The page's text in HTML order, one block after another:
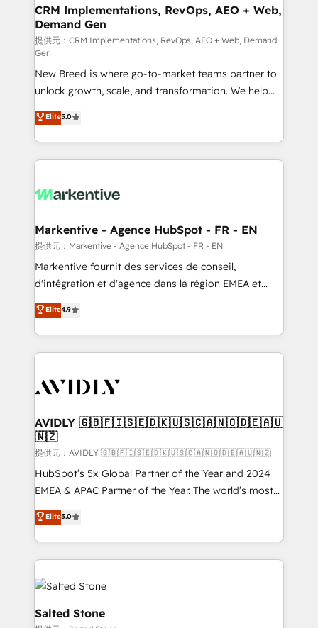
せください。
trainers to drive platform adoption. 📈 Revenue
Generation - Full-funnel marketing and high-
performance advertising via Point Success Media. -
Expert deployment of Breeze AI and custom agents
to automate growth. 🏆 Elite Excellence - 8 platform
accreditations and deep HIPAA-compliance
expertise. - A team of 250+ experts dedicated to
your resilient growth.
CRM Implementations, RevOps, AEO + Web,
Demand Gen
提供元：CRM Implementations, RevOps, AEO + Web, Demand
Gen
New Breed is where go-to-market teams partner to
unlock growth, scale, and transformation. We help
companies activate HubSpot’s AI-powered
customer platform and operationalize HubSpot’s
Loop Marketing framework through expert-led
services, smart agents, and purpose-built apps,
results, fast. ⚙️CRM & RevOps: Align all Hubs to your
🎯Demand Gen & ABM: Drive pipeline with inbound,
ABM, AEO, SEO, & paid media. 👩‍💻Web Design:
Build high-performing websites with UX, messaging,
& conversion strategy that drive results. 🤖AI
AI, & maximize AEO with tailored AI services. 🧩
Integrations: Extend HubSpot with custom
Elite5.0
Markentive - Agence HubSpot - FR - EN
提供元：Markentive - Agence HubSpot - FR - EN
Markentive fournit des services de conseil,
d'intégration et d'agence dans la région EMEA et
North America. Avec plus de 115 experts en
marketing automation, Growth, Revops, CRM et
webdesign. Markentive is both a consulting firm, a
digital agency and an integrator. With over 115
CRM and webdesign (We focus on EMEA - USA
Elite4.9
AVIDLY 🇬🇧🇫🇮🇸🇪🇩🇰🇺🇸🇨🇦🇳🇴🇩🇪🇦🇺
🇳🇿
提供元：AVIDLY 🇬🇧🇫🇮🇸🇪🇩🇰🇺🇸🇨🇦🇳🇴🇩🇪🇦🇺🇳🇿
HubSpot’s 5x Global Partner of the Year and 2024
EMEA & APAC Partner of the Year. The world’s most
experienced and fully accredited HubSpot Solutions
Partner. 🚀 With 2,750+ HubSpot projects delivered
and 370+ specialists across EMEA, APAC and NAM,
we de-risk complex CRM programmes and
accelerate ROI across every HubSpot Hub. 🧭 From
multi-region migrations to AI-powered automation,
we turn complexity into clarity, human at global
Elite5.0
Salted Stone